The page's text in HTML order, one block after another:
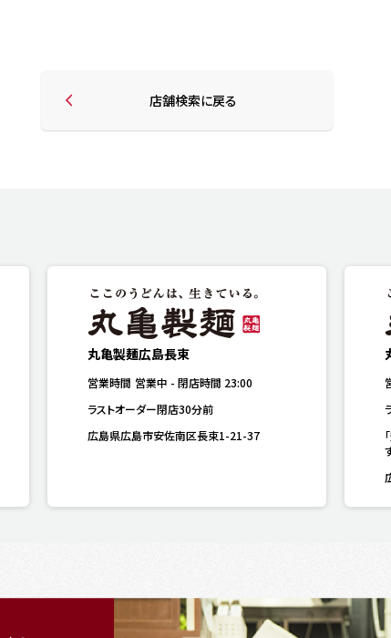
店舗検索に戻る
丸亀製麺広島長束
営業時間 営業中 - 閉店時間 23:00
ラストオーダー閉店30分前
広島県広島市安佐南区長束1-21-37